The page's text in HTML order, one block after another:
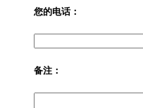
您的电话：
备注：